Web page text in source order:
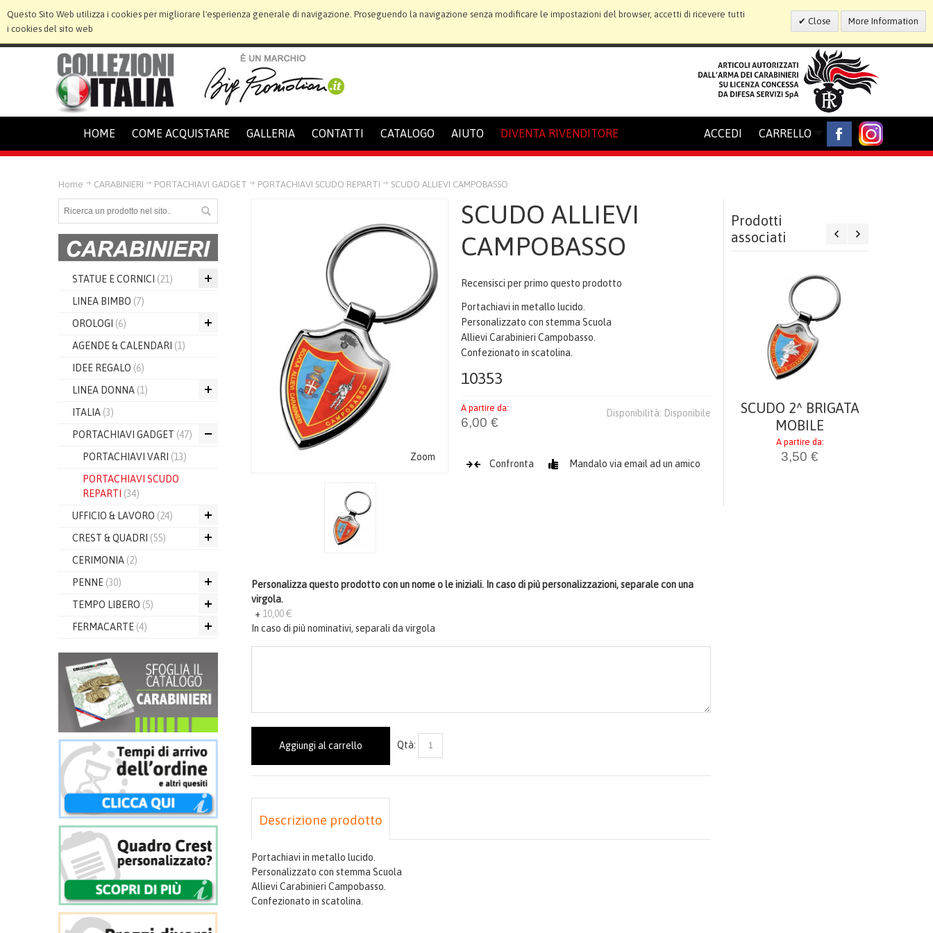
Questo Sito Web utilizza i cookies per migliorare l'esperienza generale di navigazione. Proseguendo la navigazione senza modificare le impostazioni del browser, accetti di ricevere tutti
i cookies del sito web
Close More Information
HOME COME ACQUISTARE GALLERIA CONTATTI CATALOGO AIUTO DIVENTA RIVENDITORE CARRELLO
ACCEDI
Home CARABINIERI PORTACHIAVI GADGET PORTACHIAVI SCUDO REPARTI SCUDO ALLIEVI CAMPOBASSO
Zoom
SCUDO ALLIEVI
CAMPOBASSO
Recensisci per primo questo prodotto
Portachiavi in metallo lucido.
Personalizzato con stemma Scuola
Allievi Carabinieri Campobasso.
Confezionato in scatolina.
10353
Disponibilità: Disponibile
A partire da:
6,00 €
Confronta Mandalo via email ad un amico
Prodotti
associati
SCUDO 2^ BRIGATA
MOBILE
A partire da:
3,50 €
Personalizza questo prodotto con un nome o le iniziali. In caso di più personalizzazioni, separale con una
virgola.
+ 10,00 €
In caso di più nominativi, separali da virgola
Aggiungi al carrello Qtà:
Descrizione prodotto
Portachiavi in metallo lucido.
Personalizzato con stemma Scuola
Allievi Carabinieri Campobasso.
Confezionato in scatolina.
STATUE E CORNICI (21)
LINEA BIMBO (7)
OROLOGI (6)
AGENDE & CALENDARI (1)
IDEE REGALO (6)
LINEA DONNA (1)
ITALIA (3)
PORTACHIAVI GADGET (47)
PORTACHIAVI VARI (13)
PORTACHIAVI SCUDO
REPARTI (34)
UFFICIO & LAVORO (24)
CREST & QUADRI (55)
CERIMONIA (2)
PENNE (30)
TEMPO LIBERO (5)
FERMACARTE (4)